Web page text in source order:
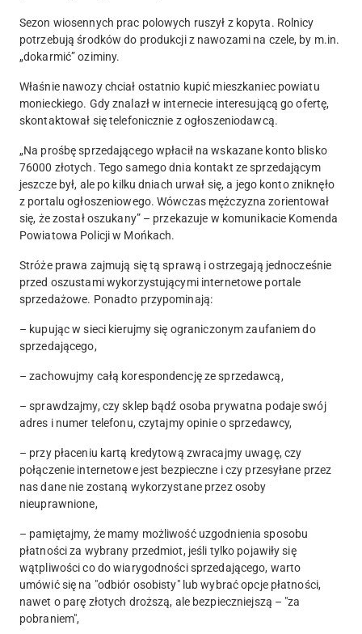
Sezon wiosennych prac polowych ruszył z kopyta. Rolnicy
potrzebują środków do produkcji z nawozami na czele, by m.in.
„dokarmić” oziminy.
Właśnie nawozy chciał ostatnio kupić mieszkaniec powiatu
monieckiego. Gdy znalazł w internecie interesującą go ofertę,
skontaktował się telefonicznie z ogłoszeniodawcą.
„Na prośbę sprzedającego wpłacił na wskazane konto blisko
76000 złotych. Tego samego dnia kontakt ze sprzedającym
jeszcze był, ale po kilku dniach urwał się, a jego konto zniknęło
z portalu ogłoszeniowego. Wówczas mężczyzna zorientował
się, że został oszukany” – przekazuje w komunikacie Komenda
Powiatowa Policji w Mońkach.
Stróże prawa zajmują się tą sprawą i ostrzegają jednocześnie
przed oszustami wykorzystującymi internetowe portale
sprzedażowe. Ponadto przypominają:
– kupując w sieci kierujmy się ograniczonym zaufaniem do
sprzedającego,
– zachowujmy całą korespondencję ze sprzedawcą,
– sprawdzajmy, czy sklep bądź osoba prywatna podaje swój
adres i numer telefonu, czytajmy opinie o sprzedawcy,
– przy płaceniu kartą kredytową zwracajmy uwagę, czy
połączenie internetowe jest bezpieczne i czy przesyłane przez
nas dane nie zostaną wykorzystane przez osoby
nieuprawnione,
– pamiętajmy, że mamy możliwość uzgodnienia sposobu
płatności za wybrany przedmiot, jeśli tylko pojawiły się
wątpliwości co do wiarygodności sprzedającego, warto
umówić się na "odbiór osobisty" lub wybrać opcje płatności,
nawet o parę złotych droższą, ale bezpieczniejszą – "za
pobraniem",